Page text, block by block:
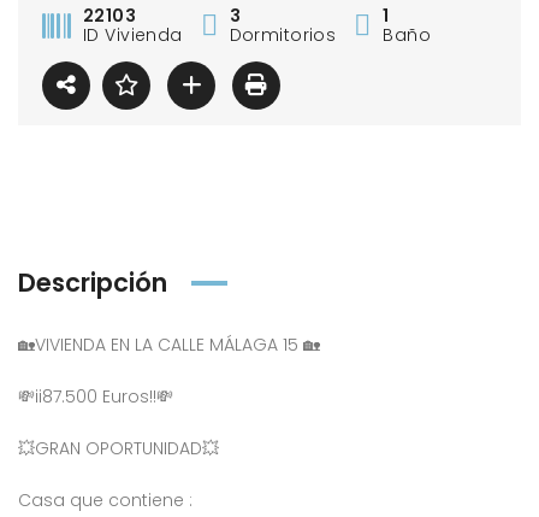
22103
ID Vivienda
3
Dormitorios
1
Baño
Descripción
🏡VIVIENDA EN LA CALLE MÁLAGA 15 🏡
💸ii87.500 Euros!!💸
💥GRAN OPORTUNIDAD💥
Casa que contiene :